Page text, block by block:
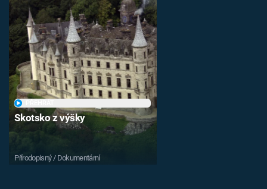
Skotsko z výšky
Přírodopisný / Dokumentární